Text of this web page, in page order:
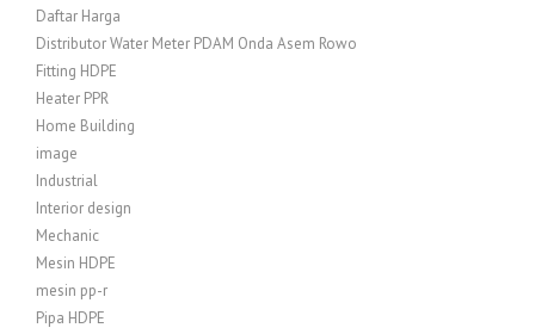
Daftar Harga
Distributor Water Meter PDAM Onda Asem Rowo
Fitting HDPE
Heater PPR
Home Building
image
Industrial
Interior design
Mechanic
Mesin HDPE
mesin pp-r
Pipa HDPE